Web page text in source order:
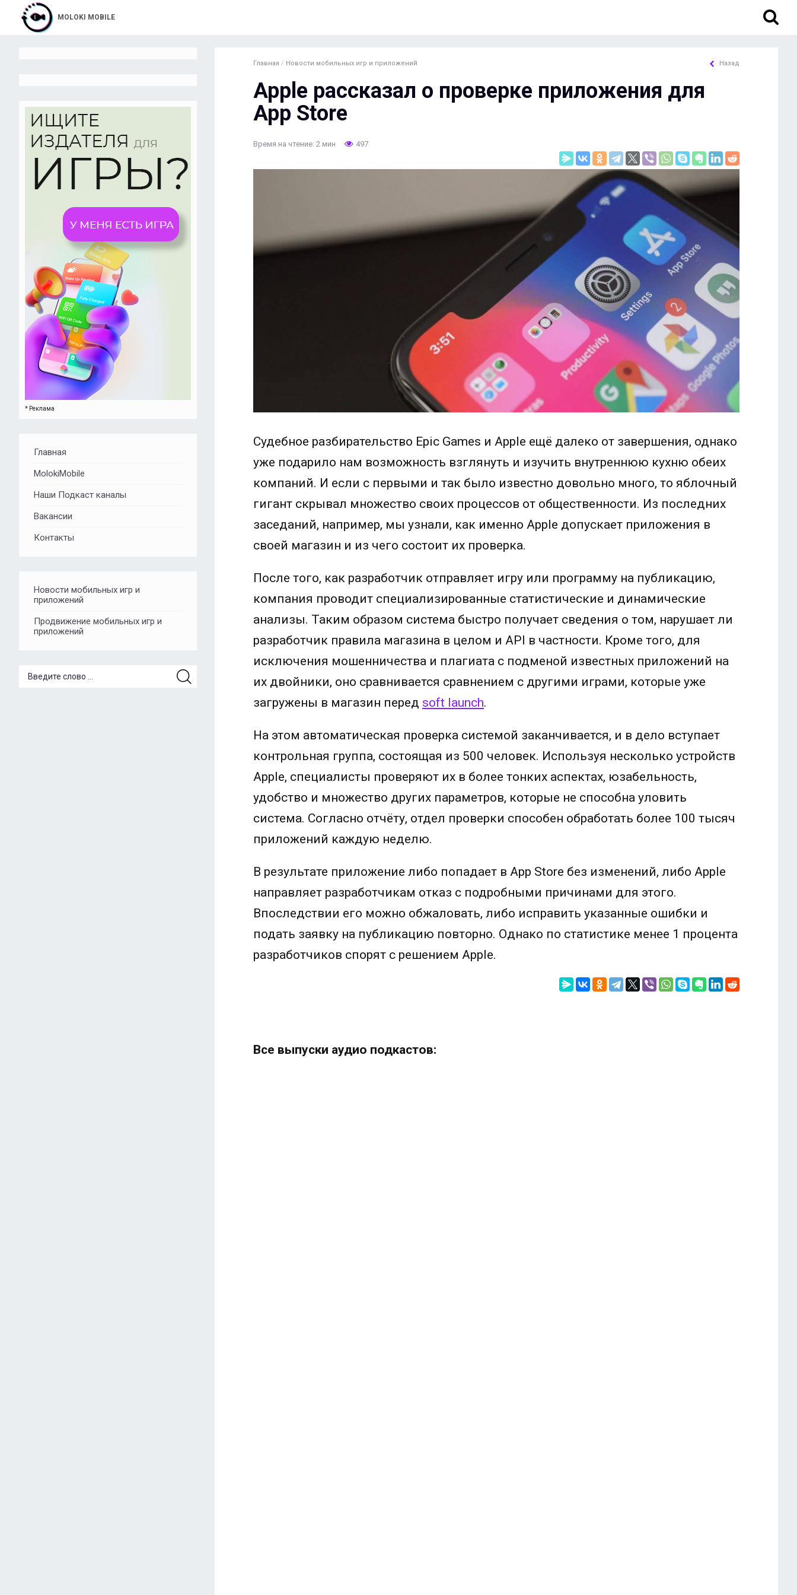
MOLOKI MOBILE
Главная / Новости мобильных игр и приложений Назад
Apple рассказал о проверке приложения для
App Store
Время на чтение: 2 мин 497
Судебное разбирательство Epic Games и Apple ещё далеко от завершения, однако
уже подарило нам возможность взглянуть и изучить внутреннюю кухню обеих
компаний. И если с первыми и так было известно довольно много, то яблочный
гигант скрывал множество своих процессов от общественности. Из последних
заседаний, например, мы узнали, как именно Apple допускает приложения в
своей магазин и из чего состоит их проверка.
После того, как разработчик отправляет игру или программу на публикацию,
компания проводит специализированные статистические и динамические
анализы. Таким образом система быстро получает сведения о том, нарушает ли
разработчик правила магазина в целом и API в частности. Кроме того, для
исключения мошенничества и плагиата с подменой известных приложений на
их двойники, оно сравнивается сравнением с другими играми, которые уже
загружены в магазин перед soft launch.
На этом автоматическая проверка системой заканчивается, и в дело вступает
контрольная группа, состоящая из 500 человек. Используя несколько устройств
Apple, специалисты проверяют их в более тонких аспектах, юзабельность,
удобство и множество других параметров, которые не способна уловить
система. Согласно отчёту, отдел проверки способен обработать более 100 тысяч
приложений каждую неделю.
В результате приложение либо попадает в App Store без изменений, либо Apple
направляет разработчикам отказ с подробными причинами для этого.
Впоследствии его можно обжаловать, либо исправить указанные ошибки и
подать заявку на публикацию повторно. Однако по статистике менее 1 процента
разработчиков спорят с решением Apple.
Все выпуски аудио подкастов:
* Реклама
Главная
MolokiMobile
Наши Подкаст каналы
Вакансии
Контакты
Новости мобильных игр и
приложений
Продвижение мобильных игр и
приложений